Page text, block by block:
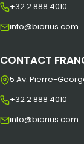
+32 2 888 4010
info@biorius.com
CONTACT
5 Av. Pierre-
+32 2 888 4010
info@biorius.com